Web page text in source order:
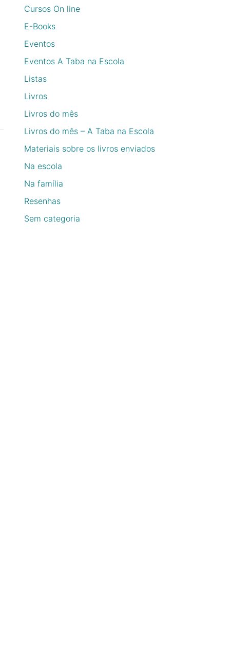
Cursos On line
E-Books
Eventos
Eventos A Taba na Escola
Listas
Livros
Livros do mês
Livros do mês – A Taba na Escola
Materiais sobre os livros enviados
Na escola
Na família
Resenhas
Sem categoria